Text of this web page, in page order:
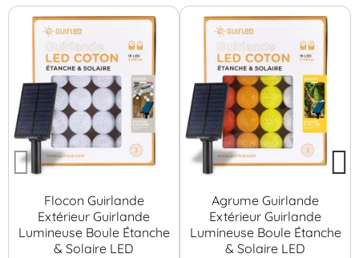
Flocon Guirlande
Extérieur Guirlande
Lumineuse Boule Étanche
& Solaire LED
Agrume Guirlande
Extérieur Guirlande
Lumineuse Boule Étanche
& Solaire LED